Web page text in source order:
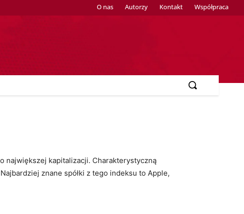
O nas Autorzy Kontakt Współpraca
największej kapitalizacji. Charakterystyczną
znane spółki z tego indeksu to Apple,